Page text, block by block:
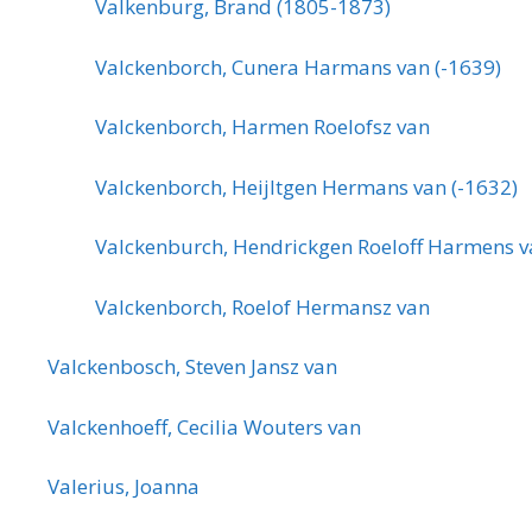
Valkenburg, Brand (1805-1873)
Valckenborch, Cunera Harmans van (-1639)
Valckenborch, Harmen Roelofsz van
Valckenborch, Heijltgen Hermans van (-1632)
Valckenburch, Hendrickgen Roeloff Harmens
Valckenborch, Roelof Hermansz van
Valckenbosch, Steven Jansz van
Valckenhoeff, Cecilia Wouters van
Valerius, Joanna